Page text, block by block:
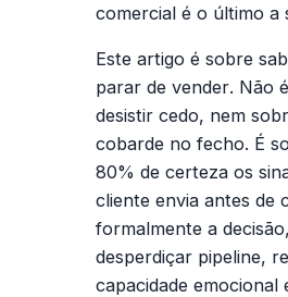
comercial é o último a
Este artigo é sobre
parar de vender. Não
desistir cedo, nem
cobarde no fecho. É
80% de certeza os
cliente envia antes de
formalmente a
desperdiçar pipeline,
capacidade emocional